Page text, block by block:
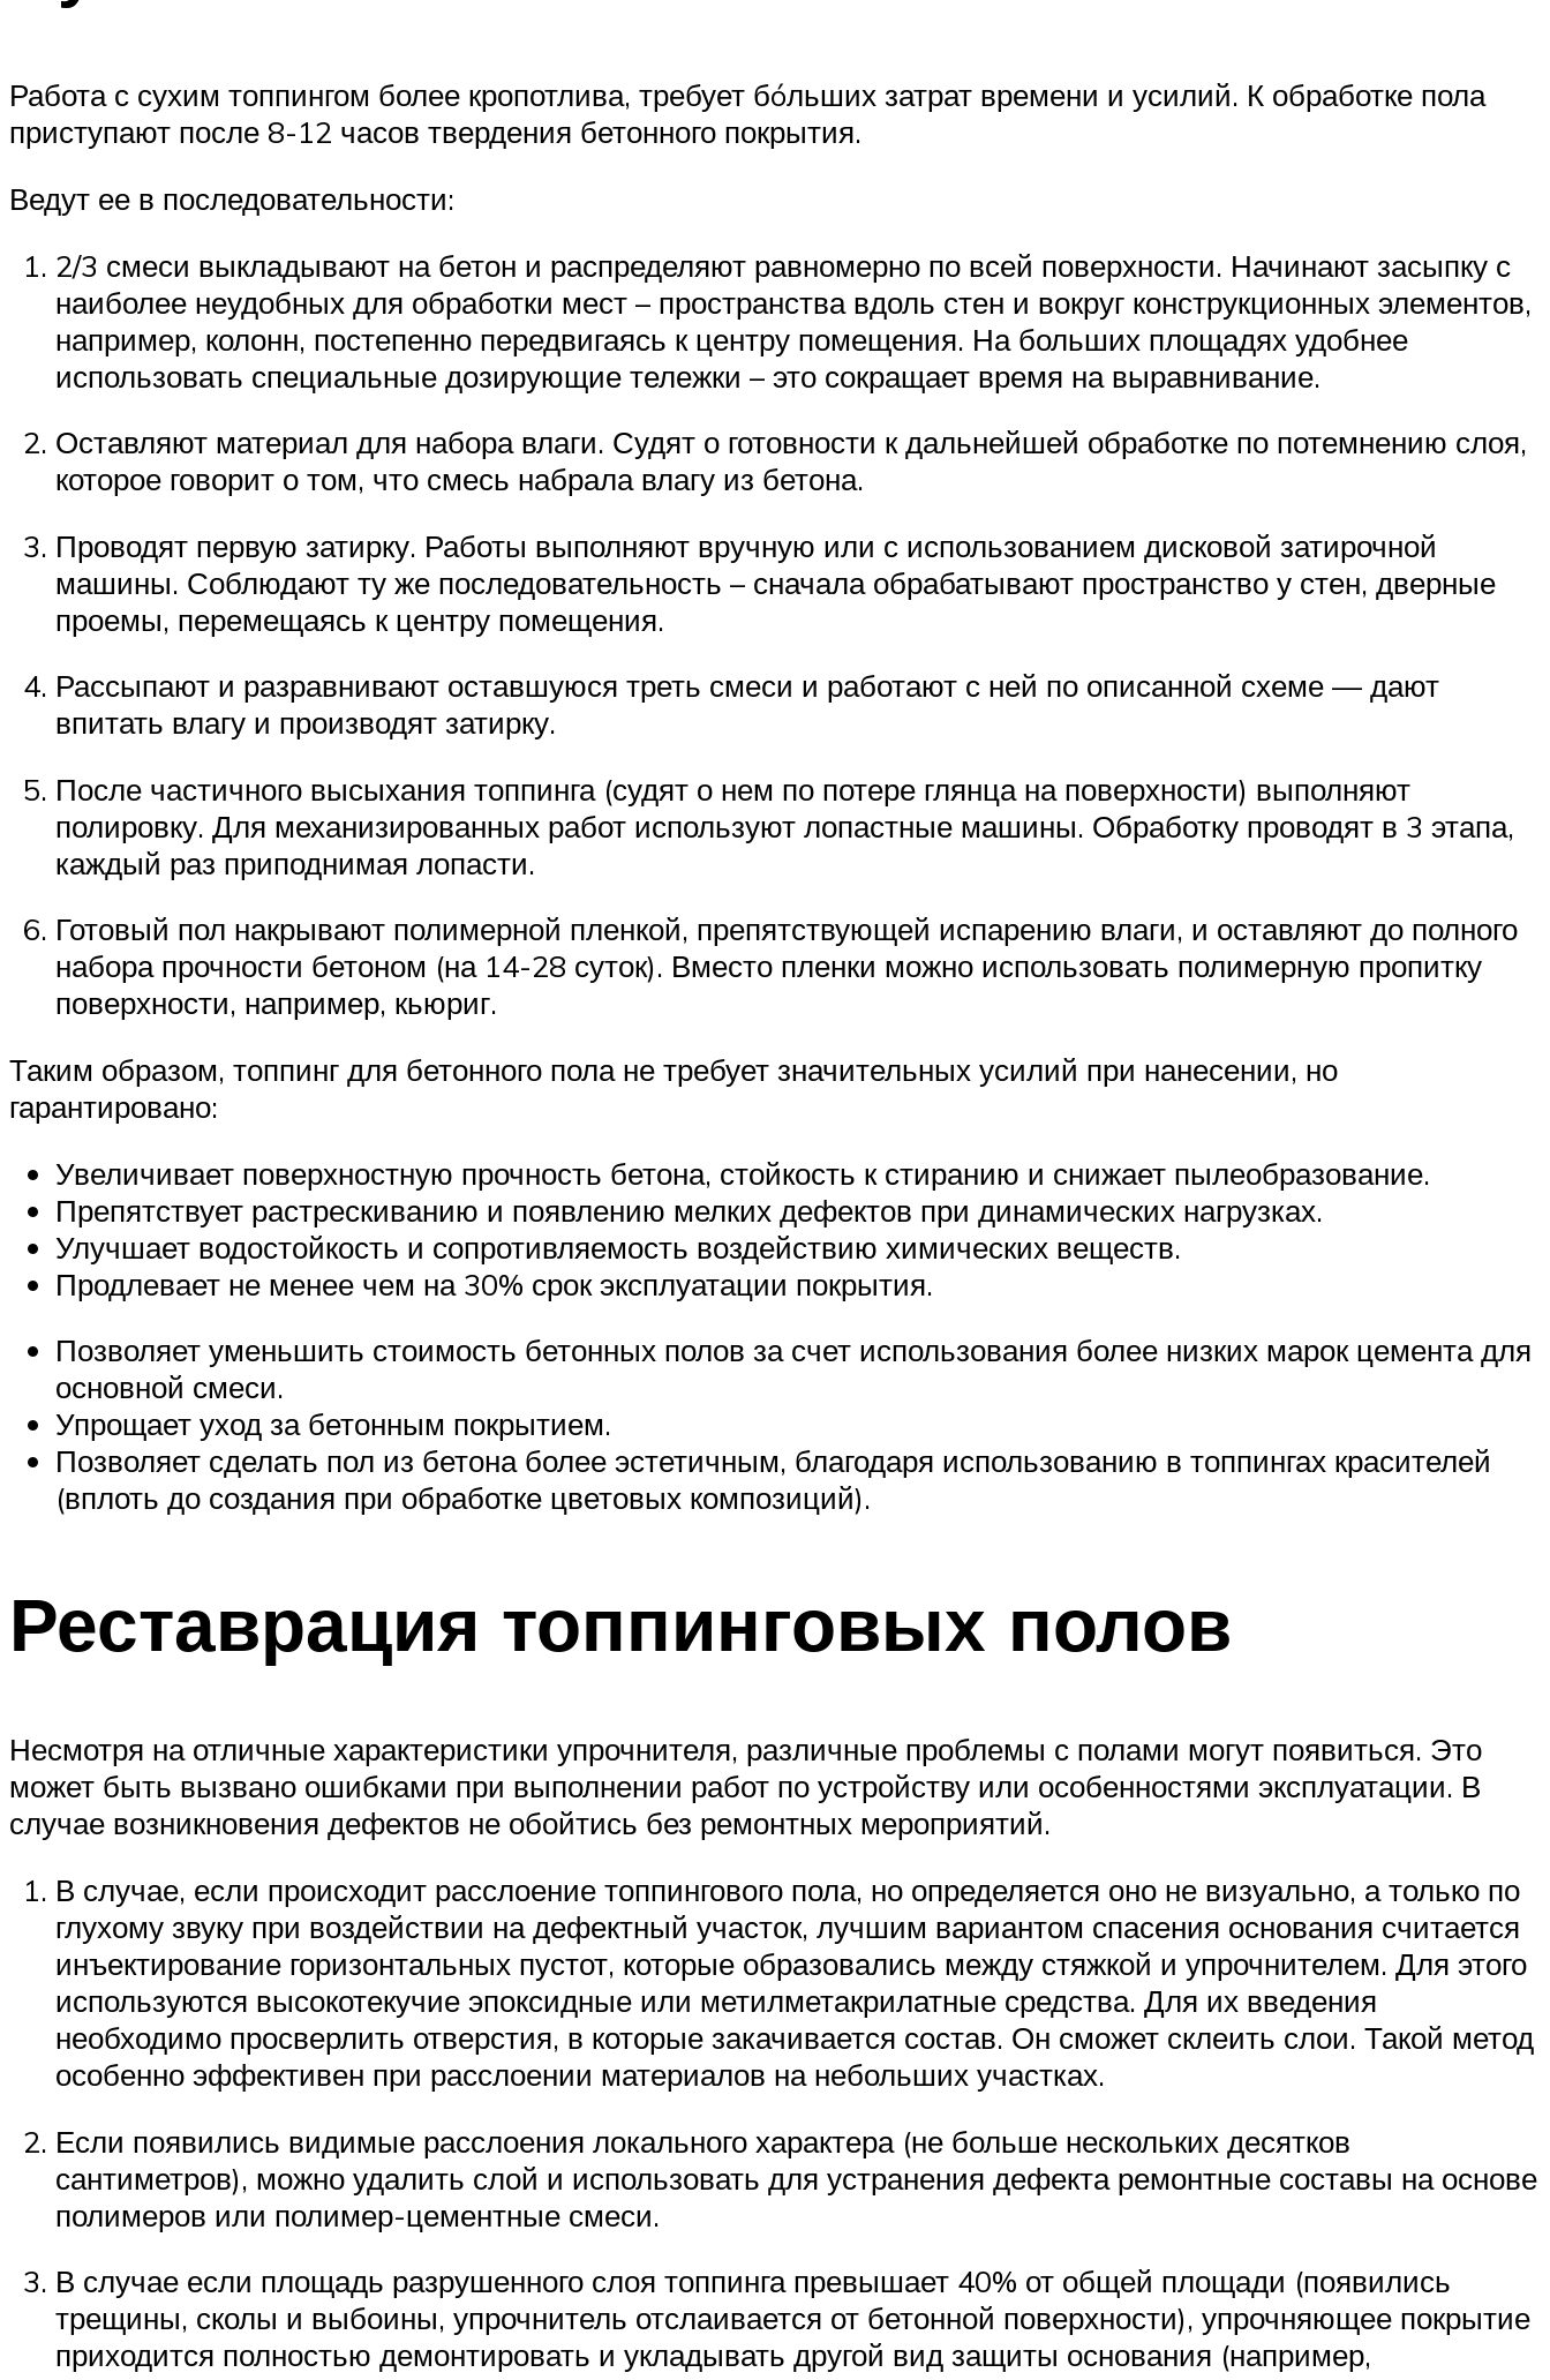
Работа с сухим топпингом более кропотлива, требует бóльших затрат времени и усилий. К обработке пола
приступают после 8-12 часов твердения бетонного покрытия.
Ведут ее в последовательности:
2/3 смеси выкладывают на бетон и распределяют равномерно по всей поверхности. Начинают засыпку с
наиболее неудобных для обработки мест – пространства вдоль стен и вокруг конструкционных элементов,
например, колонн, постепенно передвигаясь к центру помещения. На больших площадях удобнее
использовать специальные дозирующие тележки – это сокращает время на выравнивание.
Оставляют материал для набора влаги. Судят о готовности к дальнейшей обработке по потемнению слоя,
которое говорит о том, что смесь набрала влагу из бетона.
Проводят первую затирку. Работы выполняют вручную или с использованием дисковой затирочной
машины. Соблюдают ту же последовательность – сначала обрабатывают пространство у стен, дверные
проемы, перемещаясь к центру помещения.
Рассыпают и разравнивают оставшуюся треть смеси и работают с ней по описанной схеме — дают
впитать влагу и производят затирку.
После частичного высыхания топпинга (судят о нем по потере глянца на поверхности) выполняют
полировку. Для механизированных работ используют лопастные машины. Обработку проводят в 3 этапа,
каждый раз приподнимая лопасти.
Готовый пол накрывают полимерной пленкой, препятствующей испарению влаги, и оставляют до полного
набора прочности бетоном (на 14-28 суток). Вместо пленки можно использовать полимерную пропитку
поверхности, например, кьюриг.
Таким образом, топпинг для бетонного пола не требует значительных усилий при нанесении, но
гарантировано:
Увеличивает поверхностную прочность бетона, стойкость к стиранию и снижает пылеобразование.
Препятствует растрескиванию и появлению мелких дефектов при динамических нагрузках.
Улучшает водостойкость и сопротивляемость воздействию химических веществ.
Продлевает не менее чем на 30% срок эксплуатации покрытия.
Позволяет уменьшить стоимость бетонных полов за счет использования более низких марок цемента для
основной смеси.
Упрощает уход за бетонным покрытием.
Позволяет сделать пол из бетона более эстетичным, благодаря использованию в топпингах красителей
(вплоть до создания при обработке цветовых композиций).
Реставрация топпинговых полов
Несмотря на отличные характеристики упрочнителя, различные проблемы с полами могут появиться. Это
может быть вызвано ошибками при выполнении работ по устройству или особенностями эксплуатации. В
случае возникновения дефектов не обойтись без ремонтных мероприятий.
В случае, если происходит расслоение топпингового пола, но определяется оно не визуально, а только по
глухому звуку при воздействии на дефектный участок, лучшим вариантом спасения основания считается
инъектирование горизонтальных пустот, которые образовались между стяжкой и упрочнителем. Для этого
используются высокотекучие эпоксидные или метилметакрилатные средства. Для их введения
необходимо просверлить отверстия, в которые закачивается состав. Он сможет склеить слои. Такой метод
особенно эффективен при расслоении материалов на небольших участках.
Если появились видимые расслоения локального характера (не больше нескольких десятков
сантиметров), можно удалить слой и использовать для устранения дефекта ремонтные составы на основе
полимеров или полимер-цементные смеси.
В случае если площадь разрушенного слоя топпинга превышает 40% от общей площади (появились
трещины, сколы и выбоины, упрочнитель отслаивается от бетонной поверхности), упрочняющее покрытие
приходится полностью демонтировать и укладывать другой вид защиты основания (например,